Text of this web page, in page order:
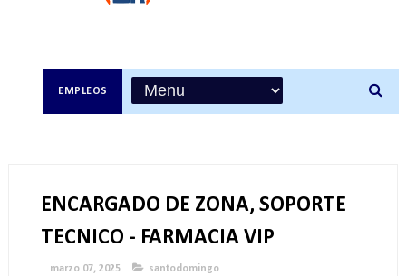
EMPLEOS
ENCARGADO DE ZONA, SOPORTE
TECNICO - FARMACIA VIP
marzo 07, 2025 santodomingo